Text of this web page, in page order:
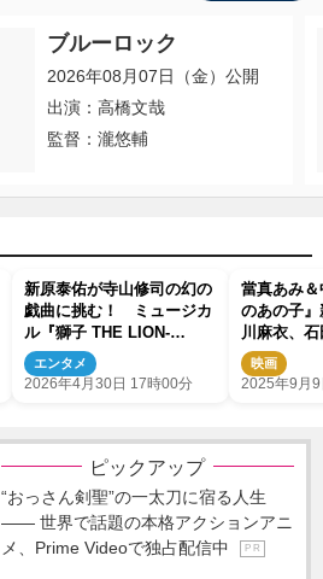
ブルーロック
2026年08月07日（金）公開
出演：高橋文哉
監督：瀧悠輔
新原泰佑が寺山修司の幻の
戯曲に挑む！ ミュージカ
ル『獅子 THE LION‐
BEAT』上演決定
エンタメ
2026年4月30日 17時00分
當真あみ
のあの子
川麻衣、
報解禁
映画
2025年9月
ピックアップ
“おっさん剣聖”の一太刀に宿る人生
―― 世界で話題の本格アクションアニ
メ、Prime Videoで独占配信中
P R